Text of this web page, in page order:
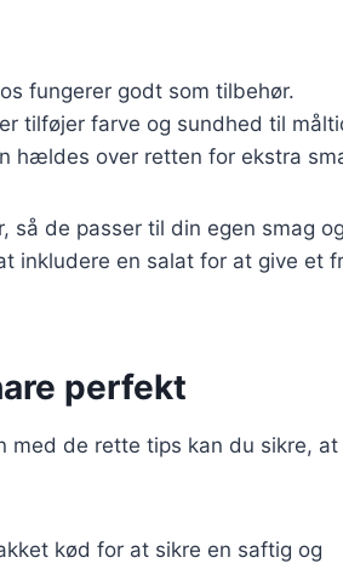
fungerer godt som tilbehør.
tilføjer farve og sundhed til
hældes over retten for ekstra
så de passer til din egen smag og
inkludere en salat for at give et
perfekt
med de rette tips kan du sikre, at
kød for at sikre en saftig og